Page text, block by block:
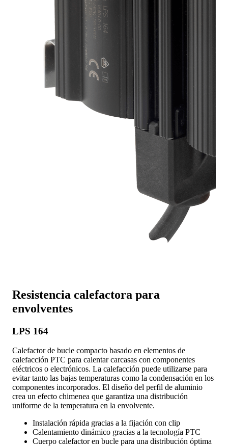
Resistencia calefactora para
envolventes
LPS 164
Calefactor de bucle compacto basado en elementos de
calefacción PTC para calentar carcasas con componentes
eléctricos o electrónicos. La calefacción puede utilizarse para
evitar tanto las bajas temperaturas como la condensación en los
componentes incorporados. El diseño del perfil de aluminio
crea un efecto chimenea que garantiza una distribución
uniforme de la temperatura en la envolvente.
Instalación rápida gracias a la fijación con clip
Calentamiento dinámico gracias a la tecnología PTC
Cuerpo calefactor en bucle para una distribución óptima